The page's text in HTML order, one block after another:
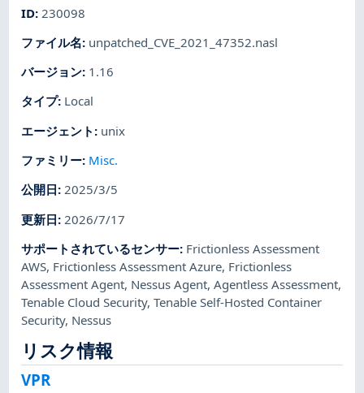
ID: 230098
ファイル名: unpatched_CVE_2021_47352.nasl
バージョン: 1.16
タイプ: Local
エージェント : unix
ファミリー: Misc.
公開日:2025/3/5
更新日: 2026/7/17
サポートされているセンサー: Frictionless Assessment
AWS, Frictionless Assessment Azure, Frictionless
Assessment Agent, Nessus Agent,Agentless Assessment,
Tenable Cloud Security,Tenable Self-Hosted Container
Security, Nessus
リスク情報
VPR